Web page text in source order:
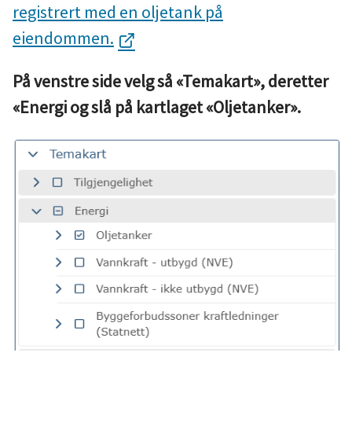
registrert med en oljetank på
eiendommen.
På venstre side velg så «Temakart», deretter
«Energi og slå på kartlaget «Oljetanker».